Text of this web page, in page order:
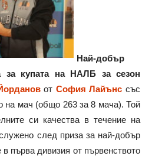
Най-добър
за купата на НАЛБ за сезон
от София Лайънс със
на мач (общо 263 за 8 мача). Той
си качества в течение на
след приза за най-добър
първа дивизия от първенството